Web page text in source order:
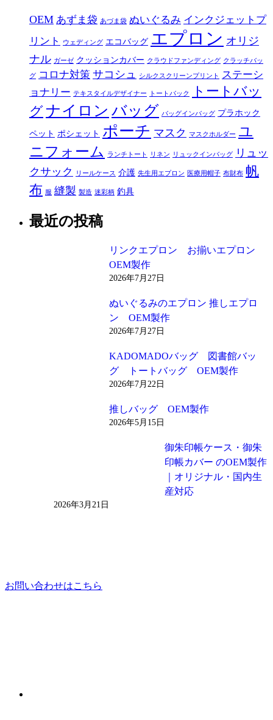
OEM あずま袋 あづま袋 ぬいぐるみ インクジェットプ
リント
ウェディング エコバッグ エプロン オリジ
ナル ガーゼ クッションカバー クラウドファンディング クラッチバッ
グ コロナ対策 サコシュ シルクスクリーンプリント
ステーシ
ョナリー テキスタイルデザイナー トートバック
トートバッ
グナイロン バッグ バッグインバッグ プラホック
ペット ポシェット ポーチ マスク マスクホルダー ユ
ニフォーム
ランチトート リネン リュックインバッグ
リュッ
クサック
リールケース 介護 先生用エプロン 医療用帽子 布財布 帆
布 服 縫製 製造 迷彩柄 釣具
最近の投稿
リンクエプロン お揃いエプロン
OEM製作
2026年7月27日
ぬいぐるみのエプロン 推しエプロ
ン OEM製作
2026年7月27日
KADOMADOバッグ 図書館バッ
グ トートバッグ OEM製作
2026年7月22日
推しバッグ OEM製作
2026年5月15日
御朱印帳ケース・御朱
印帳カバー のOEM製作
｜オリジナル・国内生
産対応
2026年3月21日
お問い合わせはこちら